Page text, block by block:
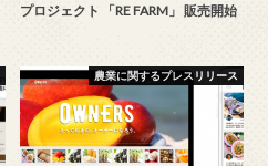
プロジェクト 「RE FARM」 販売開始
農業に関するプレスリリース